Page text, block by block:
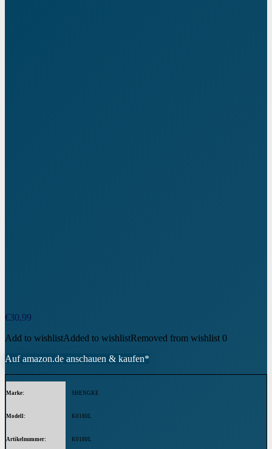
€30,99
Add to wishlistAdded to wishlistRemoved from wishlist 0
Auf amazon.de anschauen & kaufen*
Marke SHENGKE
Modell K0180L
Artikelnummer K0180L